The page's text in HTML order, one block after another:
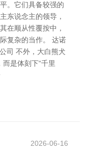
。它们具备较强的
东说念主的领导，
在顺从性覆按中，
复杂的当作。 达诺
司 不外，大白熊犬
而是体刻下“千里
2026-06-16